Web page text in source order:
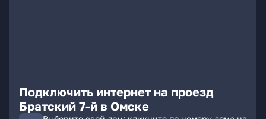
Подключить интернет на проезд
Братский 7-й в Омске